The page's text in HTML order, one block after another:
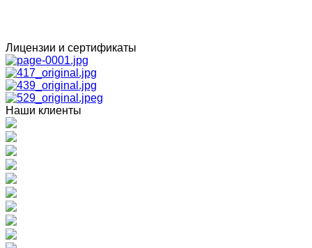
Лицензии и сертификаты
Наши клиенты